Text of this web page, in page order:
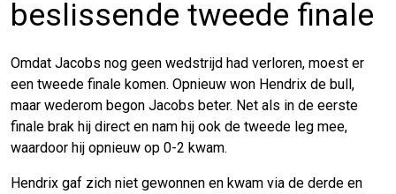
beslissende tweede finale
Omdat Jacobs nog geen wedstrijd had verloren, moest er
een tweede finale komen. Opnieuw won Hendrix de bull,
maar wederom begon Jacobs beter. Net als in de eerste
finale brak hij direct en nam hij ook de tweede leg mee,
waardoor hij opnieuw op 0-2 kwam.
Hendrix gaf zich niet gewonnen en kwam via de derde en